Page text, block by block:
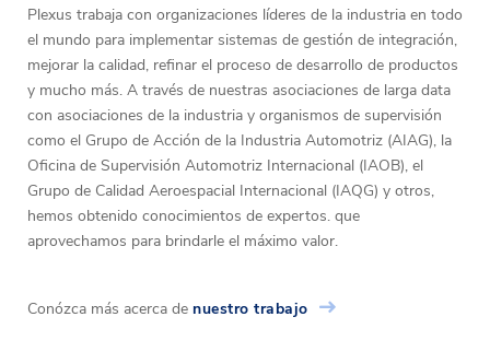
Plexus trabaja con organizaciones líderes de la industria en todo
el mundo para implementar sistemas de gestión de integración,
mejorar la calidad, refinar el proceso de desarrollo de productos
y mucho más. A través de nuestras asociaciones de larga data
con asociaciones de la industria y organismos de supervisión
como el Grupo de Acción de la Industria Automotriz (AIAG), la
Oficina de Supervisión Automotriz Internacional (IAOB), el
Grupo de Calidad Aeroespacial Internacional (IAQG) y otros,
hemos obtenido conocimientos de expertos. que
aprovechamos para brindarle el máximo valor.
Conózca más acerca de nuestro trabajo